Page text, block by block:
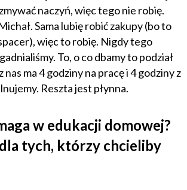
naczyń, więc tego nie robię.
Sama lubię robić zakupy (bo to
więc to robię. Nigdy tego
To, o co dbamy to podział
nas ma 4 godziny na pracę i 4 godziny z
Reszta jest płynna.
w edukacji domowej?
tych, którzy chcieliby